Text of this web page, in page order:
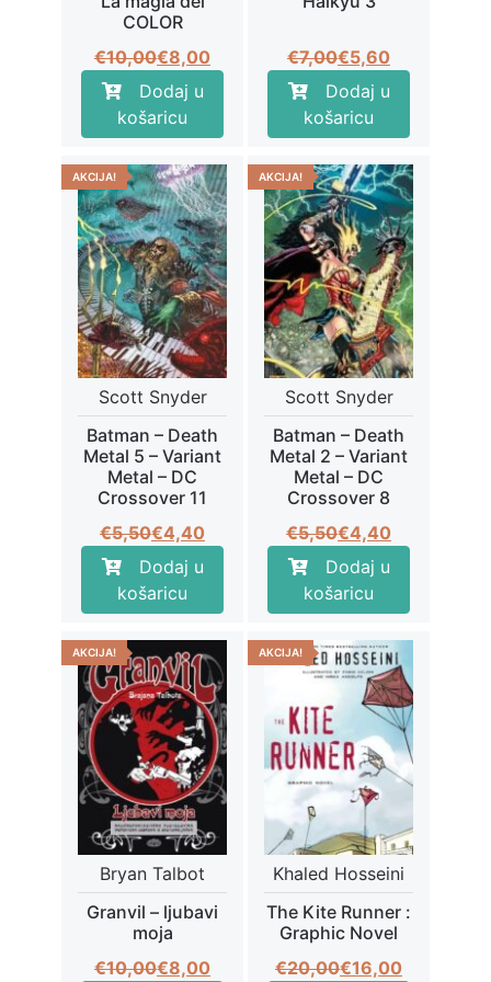
COLOR
€10,00Izvorna
cijena
bila
je:
€10,00.
€8,00
Trenutna
cijena
je:
€8,00.
Dodaj u
košaricu
€7,00Izvorna
cijena
bila
je:
€7,00.
€5,60
Trenutna
cijena
je:
€5,60.
Dodaj u
košaricu
AKCIJA!
Scott Snyder
Batman – Death
Metal 5 – Variant
Metal – DC
Crossover 11
€5,50Izvorna
cijena
bila
je:
€5,50.
€4,40
Trenutna
cijena
je:
€4,40.
Dodaj u
košaricu
AKCIJA!
Scott Snyder
Batman – Death
Metal 2 – Variant
Metal – DC
Crossover 8
€5,50Izvorna
cijena
bila
je:
€5,50.
€4,40
Trenutna
cijena
je:
€4,40.
Dodaj u
košaricu
AKCIJA!
Bryan Talbot
Granvil – ljubavi
moja
€10,00Izvorna
€8,00
Trenutna
AKCIJA!
Khaled Hosseini
The Kite Runner :
Graphic Novel
€20,00Izvorna
€16,00
Trenutna